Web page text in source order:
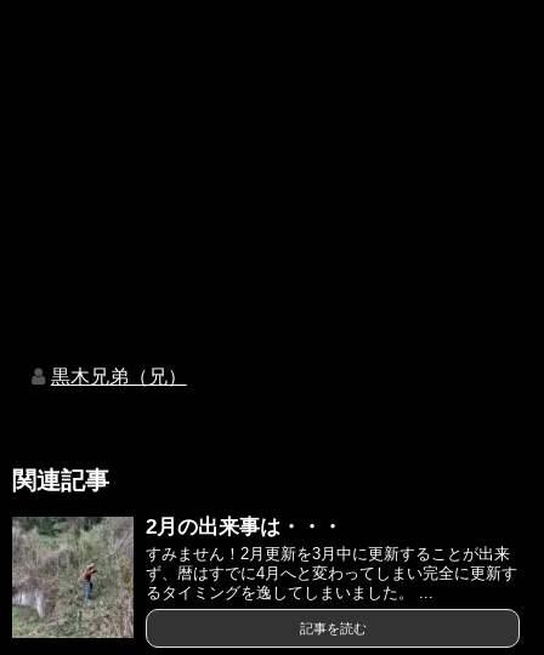
黒木兄弟（兄）
関連記事
2月の出来事は・・・
すみません！2月更新を3月中に更新することが出来
ず、暦はすでに4月へと変わってしまい完全に更新す
るタイミングを逸してしまいました。 ...
記事を読む